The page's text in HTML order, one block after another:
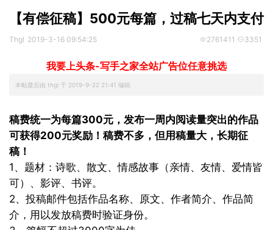
【有偿征稿】500元每篇，过稿七天内支付
Thgl 2019-3-16 09:54:25 2761411 3351
我要上头条-写手之家全站广告位任意挑选
本帖最后由 thgl 于 2019-9-22 21:41 编辑
稿费统一为每篇300元，发布一周内阅读量突出的作品
可获得200元奖励！稿费不多，但用稿量大，长期征
稿！
1、题材：诗歌、散文、情感故事（亲情、友情、爱情皆
可）、影评、书评。
2、 投稿邮件包括作品名称、原文、作者简介、作品简
介，用以发放稿费时验证身份。